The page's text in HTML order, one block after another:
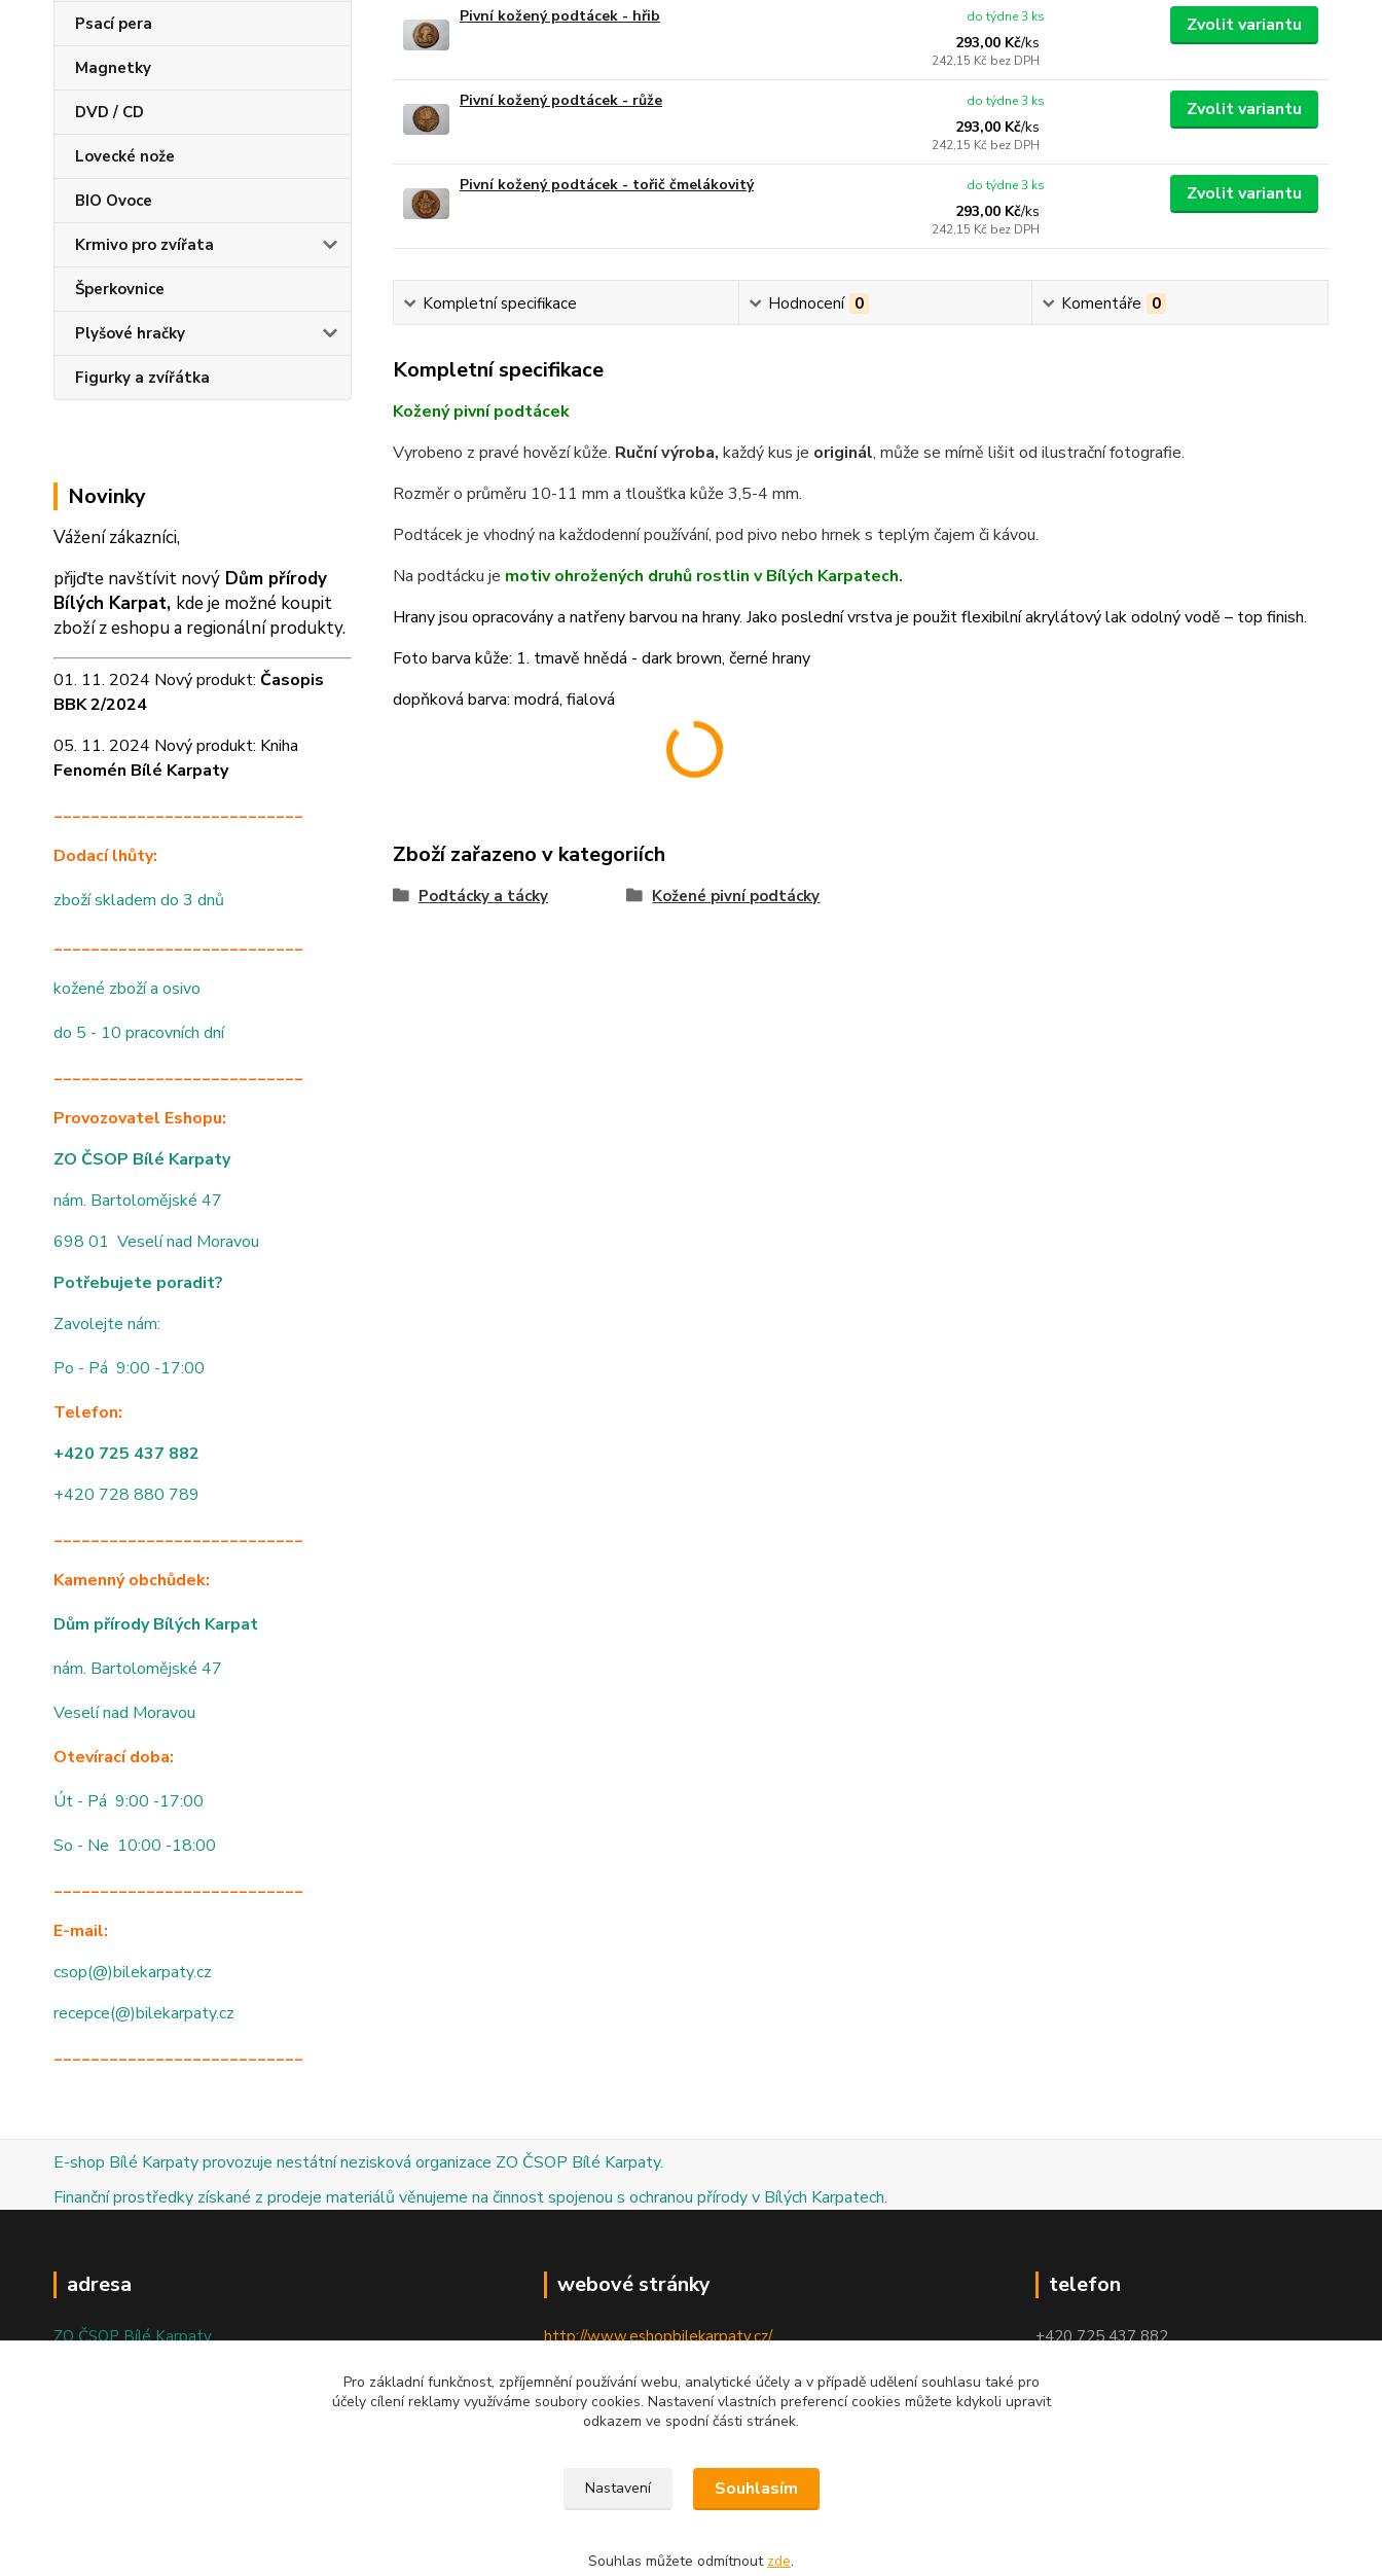
Psací pera
Magnetky
DVD / CD
Lovecké nože
BIO Ovoce
Krmivo pro zvířata
Šperkovnice
Plyšové hračky
Figurky a zvířátka
Novinky
Vážení zákazníci,
přijďte navštívit nový Dům přírody
Bílých Karpat, kde je možné koupit
zboží z eshopu a regionální produkty.
01. 11. 2024 Nový produkt: Časopis
BBK 2/2024
05. 11. 2024 Nový produkt: Kniha
Fenomén Bílé Karpaty
___________________________
Dodací lhůty:
zboží skladem do 3 dnů
___________________________
kožené zboží a osivo
do 5 - 10 pracovních dní
___________________________
Provozovatel Eshopu:
ZO ČSOP Bílé Karpaty
nám. Bartolomějské 47
698 01 Veselí nad Moravou
Potřebujete poradit?
Zavolejte nám:
Po - Pá 9:00 -17:00
Telefon:
+420 725 437 882
+420 728 880 789
___________________________
Kamenný obchůdek:
Dům přírody Bílých Karpat
nám. Bartolomějské 47
Veselí nad Moravou
Otevírací doba:
Út - Pá 9:00 -17:00
So - Ne 10:00 -18:00
___________________________
E-mail:
csop(@)bilekarpaty.cz
recepce(@)bilekarpaty.cz
___________________________
Pivní kožený podtácek - hřib
293,00 Kč/ks
242,15 Kč bez DPH
do týdne 3 ks Zvolit variantu
Pivní kožený podtácek - růže
293,00 Kč/ks
242,15 Kč bez DPH
do týdne 3 ks Zvolit variantu
Pivní kožený podtácek - tořič čmelákovitý
293,00 Kč/ks
242,15 Kč bez DPH
do týdne 3 ks Zvolit variantu
Kompletní specifikace Hodnocení 0 Komentáře 0
Kompletní specifikace
Kožený pivní podtácek
Vyrobeno z pravé hovězí kůže. Ruční výroba, každý kus je originál, může se mírně lišit od ilustrační fotografie.
Rozměr o průměru 10-11 mm a tloušťka kůže 3,5-4 mm.
Podtácek je vhodný na každodenní používání, pod pivo nebo hrnek s teplým čajem či kávou.
Na podtácku je motiv ohrožených druhů rostlin v Bílých Karpatech.
Hrany jsou opracovány a natřeny barvou na hrany. Jako poslední vrstva je použit flexibilní akrylátový lak odolný vodě – top finish.
Foto barva kůže: 1. tmavě hnědá - dark brown, černé hrany
dopňková barva: modrá, fialová
Zboží zařazeno v kategoriích
Podtácky a tácky Kožené pivní podtácky
E-shop Bílé Karpaty provozuje nestátní nezisková organizace ZO ČSOP Bílé Karpaty.
Finanční prostředky získané z prodeje materiálů věnujeme na činnost spojenou s ochranou přírody v Bílých Karpatech.
adresa
ZO ČSOP Bílé Karpaty
webové stránky
http://www.eshopbilekarpaty.cz/
http://csop.bilekarpaty.cz/
http://www.dumprirody.cz/bilekarpaty
telefon
+420 725 437 882
+420 727 880 789
Pro základní funkčnost, zpříjemnění používání webu, analytické účely a v případě udělení souhlasu také pro
účely cílení reklamy využíváme soubory cookies. Nastavení vlastních preferencí cookies můžete kdykoli upravit
odkazem ve spodní části stránek.
Nastavení Souhlasím
Souhlas můžete odmítnout zde.